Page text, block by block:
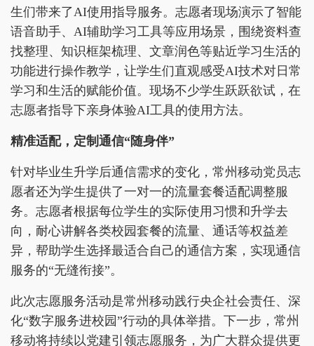
生们带来了AI使用指导服务。志愿者现场演示了智能
语音助手、AI辅助学习工具等应用场景，围绕资料查
找整理、知识框架梳理、文章润色等贴近学习生活的
功能进行操作教学，让学生们直观感受AI技术对日常
学习和生活的赋能价值。现场不少学生跃跃欲试，在
志愿者指导下亲身体验AI工具的使用方法。
精准适配，定制通信“随身伴”
针对毕业生升学后通信需求的变化，常州移动党员志
愿者还为学生提供了一对一的流量套餐适配调整服
务。志愿者根据每位学生的实际使用习惯和升学去
向，耐心讲解各类校园套餐的流量、通话等权益差
异，帮助学生选择最适合自己的通信方案，实现通信
服务的“无缝衔接”。
此次志愿服务活动是常州移动践行央企社会责任、深
化“数字服务进校园”行动的具体举措。下一步，常州
移动将持续以党建引领志愿服务，为广大群众提供更